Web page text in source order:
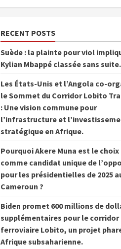
RECENT POSTS
Suède : la plainte pour viol
Kylian Mbappé classée sans suite.
Les États-Unis et l’Angola co-
le Sommet du Corridor Lobito
: Une vision commune pour
l’infrastructure et
stratégique en Afrique.
Pourquoi Akere Muna est le
comme candidat unique de
pour les présidentielles de 2025
Cameroun ?
Biden promet 600 millions de
supplémentaires pour le corridor
ferroviaire Lobito, un projet
Afrique subsaharienne.